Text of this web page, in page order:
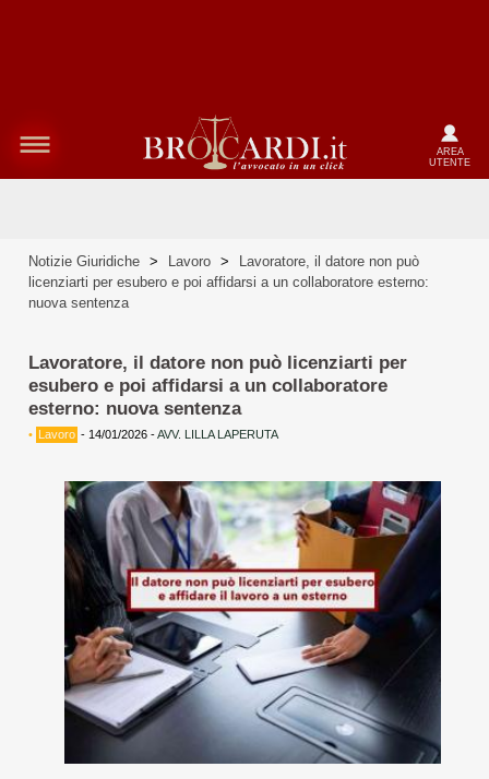
AREA
UTENTE
Notizie Giuridiche > Lavoro >
Lavoratore, il datore non può
licenziarti per esubero e poi affidarsi a un collaboratore esterno:
nuova sentenza
Lavoratore, il datore non può licenziarti per
esubero e poi affidarsi a un collaboratore
esterno: nuova sentenza
• Lavoro - 14/01/2026 -AVV. LILLA LAPERUTA